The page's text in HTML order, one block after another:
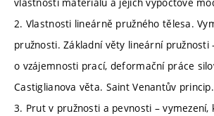
2. Vlastnosti lineárně pružného tělesa.
pružnosti. Základní věty lineární pružnosti
o vzájemnosti prací, deformační práce
Castiglianova věta. Saint Venantův princip.
3. Prut v pružnosti a pevnosti – vymezení,